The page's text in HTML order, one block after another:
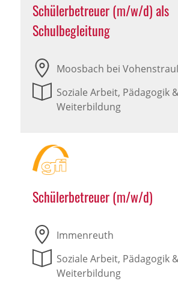
Schülerbetreuer (m/w/d) als
Schulbegleitung
Moosbach bei
Soziale Arbeit, Pädagogik
Weiterbildung
Schülerbetreuer (m/w/d)
Immenreuth
Soziale Arbeit, Pädagogik
Weiterbildung